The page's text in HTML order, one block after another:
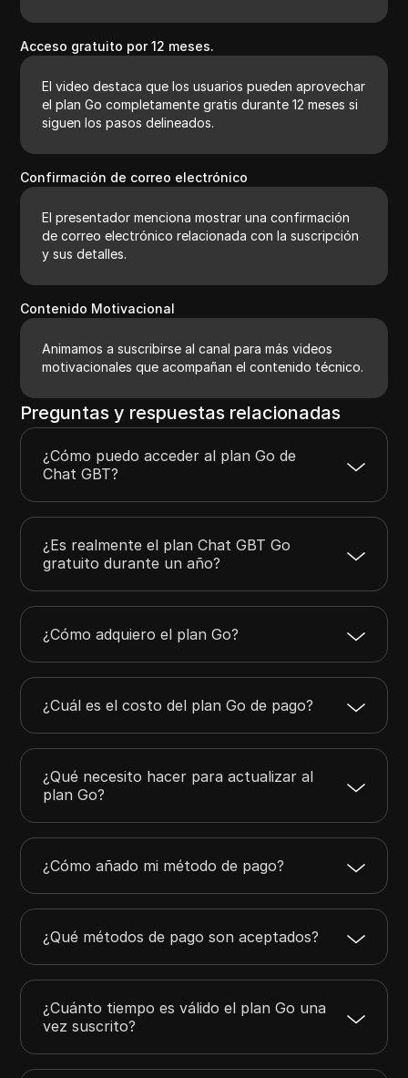
Acceso gratuito por 12 meses.
El video destaca que los usuarios pueden aprovechar
el plan Go completamente gratis durante 12 meses si
siguen los pasos delineados.
Confirmación de correo electrónico
El presentador menciona mostrar una confirmación
de correo electrónico relacionada con la suscripción
y sus detalles.
Contenido Motivacional
Animamos a suscribirse al canal para más videos
motivacionales que acompañan el contenido técnico.
Preguntas y respuestas relacionadas
¿Cómo puedo acceder al plan Go de
Chat GBT?
¿Es realmente el plan Chat GBT Go
gratuito durante un año?
¿Cómo adquiero el plan Go?
¿Cuál es el costo del plan Go de pago?
¿Qué necesito hacer para actualizar al
plan Go?
¿Cómo añado mi método de pago?
¿Qué métodos de pago son aceptados?
¿Cuánto tiempo es válido el plan Go una
vez suscrito?